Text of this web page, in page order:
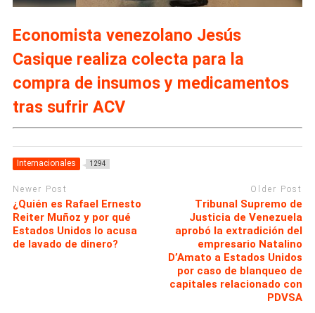
Economista venezolano Jesús
Casique realiza colecta para la
compra de insumos y medicamentos
tras sufrir ACV
Internacionales 1294
Newer Post
¿Quién es Rafael Ernesto
Reiter Muñoz y por qué
Estados Unidos lo acusa
de lavado de dinero?
Older Post
Tribunal Supremo de
Justicia de Venezuela
aprobó la extradición del
empresario Natalino
D’Amato a Estados Unidos
por caso de blanqueo de
capitales relacionado con
PDVSA